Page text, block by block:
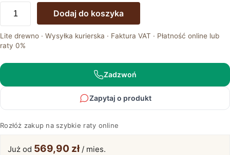
Wisząca
Szafka
RTV
Dębowa
Loftwood
Dodaj do koszyka
Lite drewno · Wysyłka kurierska · Faktura VAT · Płatność online lub
raty 0%
Zadzwoń
Zapytaj o produkt
Rozłóż zakup na szybkie raty online
Już od 569,90 zł/ mies.